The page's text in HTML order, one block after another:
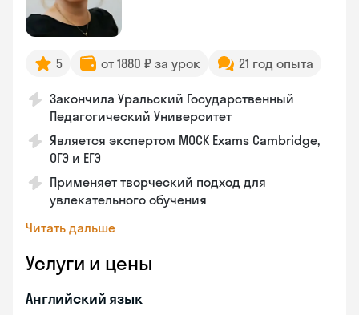
5 от 1880 ₽ за урок 21 год опыта
Закончила Уральский Государственный
Педагогический Университет
Является экспертом MOCK Exams Cambridge,
ОГЭ и ЕГЭ
Применяет творческий подход для
увлекательного обучения
Читать дальше
Услуги и цены
Английский язык